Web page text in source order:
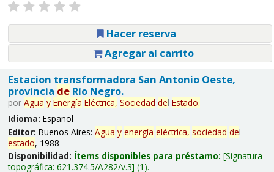
Hacer reserva
Agregar al carrito
Estacion transformadora San Antonio Oeste,
provincia deRío Negro.
por Agua y Energía Eléctrica, Sociedad del Estado.
Idioma: Español
Editor: Buenos Aires: Agua y energía eléctrica, sociedad del
estado, 1988
Disponibilidad: Ítems disponibles para préstamo: Signatura
topográfica: 621.374.5/A282/v.3 (1).